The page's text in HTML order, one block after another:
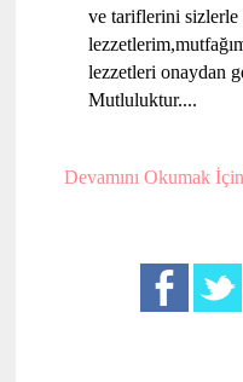
ve tariflerini
lezzetleri onaydan
Mutluluktur....
Devamını Okumak